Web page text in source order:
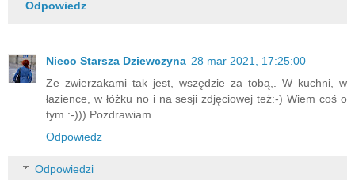
Odpowiedz
Nieco Starsza Dziewczyna 28 mar 2021, 17:25:00
Ze zwierzakami tak jest, wszędzie za tobą,. W kuchni, w
łazience, w łóżku no i na sesji zdjęciowej też:-) Wiem coś o
tym :-))) Pozdrawiam.
Odpowiedz
Odpowiedzi